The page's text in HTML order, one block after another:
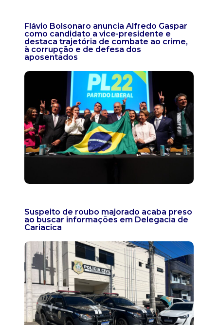
Flávio Bolsonaro anuncia Alfredo Gaspar
como candidato a vice-presidente e
destaca trajetória de combate ao crime,
à corrupção e de defesa dos
aposentados
Suspeito de roubo majorado acaba preso
ao buscar informações em Delegacia de
Cariacica